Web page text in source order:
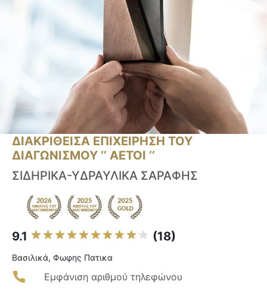
ΔΙΑΚΡΙΘΕΙΣΑ ΕΠΙΧΕΙΡΗΣΗ ΤΟΥ
ΔΙΑΓΩΝΙΣΜΟΥ ‘’ ΑΕΤΟΙ ‘’
ΣΙΔΗΡΙΚΑ-ΥΔΡΑΥΛΙΚΑ ΣΑΡΑΦΗΣ
9.1 (18)
Βασιλικά, Φωφης Πατικα
Εμφάνιση αριθμού τηλεφώνου